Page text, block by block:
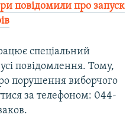
повідомили про запуск
спеціальний
повідомлення. Тому,
порушення виборчого
за телефоном: 044-